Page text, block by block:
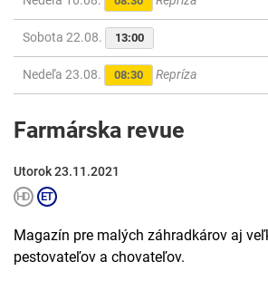
Sobota 22.08. 13:00
Nedeľa 23.08. 08:30 Repríza
Farmárska revue
Utorok 23.11.2021
Magazín pre malých záhradkárov aj
pestovateľov a chovateľov.